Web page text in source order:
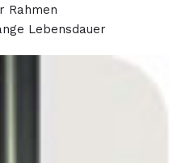
Rahmen
Lebensdauer